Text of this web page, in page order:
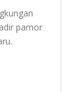
pamor